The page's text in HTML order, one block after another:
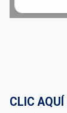
CLIC AQUÍ